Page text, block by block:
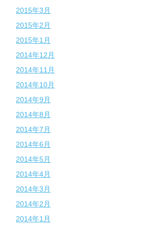
2015年3月
2015年2月
2015年1月
2014年12月
2014年11月
2014年10月
2014年9月
2014年8月
2014年7月
2014年6月
2014年5月
2014年4月
2014年3月
2014年2月
2014年1月